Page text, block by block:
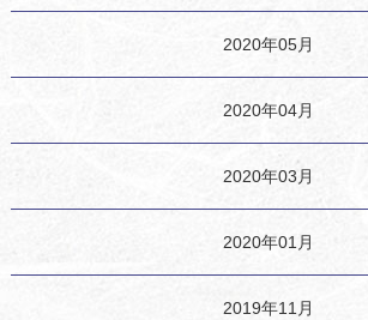
2020年05月
2020年04月
2020年03月
2020年01月
2019年11月